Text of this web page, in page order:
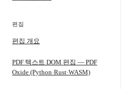
편집
편집 개요
PDF 텍스트 DOM 편집 — PDF
Oxide (Python·Rust·WASM)